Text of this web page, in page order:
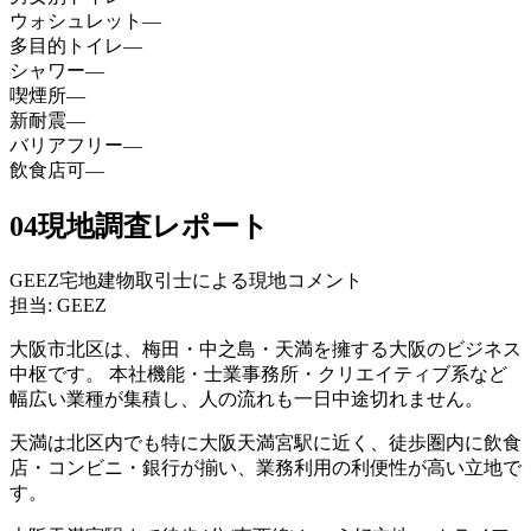
ウォシュレット —
多目的トイレ—
シャワー—
喫煙所—
新耐震—
バリアフリー—
飲食店可—
04現地調査レポート
GEEZ宅地建物取引士による現地コメント
担当: GEEZ
大阪市北区は、梅田・中之島・天満を擁する大阪のビジネス
中枢です。 本社機能・士業事務所・クリエイティブ系など
幅広い業種が集積し、人の流れも一日中途切れません。
天満は北区内でも特に大阪天満宮駅に近く、徒歩圏内に飲食
店・コンビニ・銀行が揃い、業務利用の利便性が高い立地で
す。